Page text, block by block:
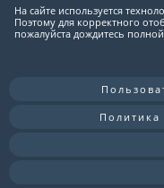
На сайте используется
Поэтому для корректного
пожалуйста дождитесь